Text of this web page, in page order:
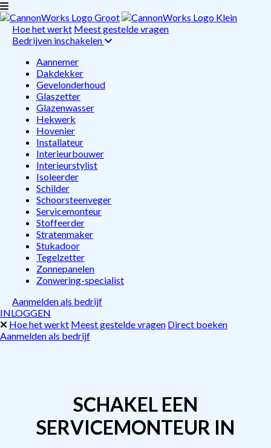
Hoe het werkt Meest gestelde vragen
Bedrijven inschakelen
Aannemer
Dakdekker
Gevelonderhoud
Glaszetter
Glazenwasser
Hekwerk
Hovenier
Installateur
Interieurbouwer
Interieurstylist
Isoleerder
Schilder
Schoorsteenveger
Servicemonteur
Stoffeerder
Stratenmaker
Stukadoor
Tegelzetter
Zonnepanelen
Zonwering-specialist
Aanmelden als bedrijf
INLOGGEN
Hoe het werkt Meest gestelde vragen Direct boeken
Aanmelden als bedrijf
SCHAKEL EEN
SERVICEMONTEUR IN